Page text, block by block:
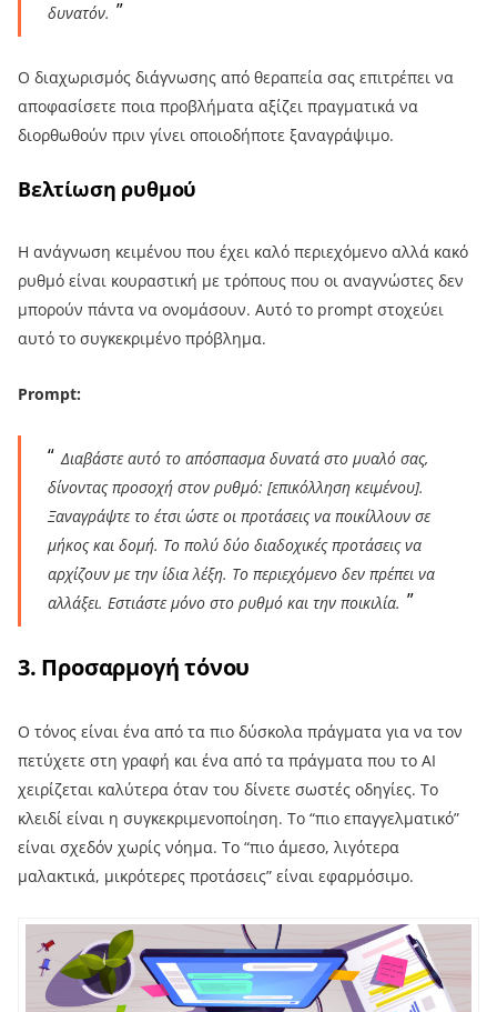
δυνατόν.
Ο διαχωρισμός διάγνωσης από θεραπεία σας επιτρέπει να
αποφασίσετε ποια προβλήματα αξίζει πραγματικά να
διορθωθούν πριν γίνει οποιοδήποτε ξαναγράψιμο.
Βελτίωση ρυθμού
Η ανάγνωση κειμένου που έχει καλό περιεχόμενο αλλά κακό
ρυθμό είναι κουραστική με τρόπους που οι αναγνώστες δεν
μπορούν πάντα να ονομάσουν. Αυτό το prompt στοχεύει
αυτό το συγκεκριμένο πρόβλημα.
Prompt:
Διαβάστε αυτό το απόσπασμα δυνατά στο μυαλό σας,
δίνοντας προσοχή στον ρυθμό: [επικόλληση κειμένου].
Ξαναγράψτε το έτσι ώστε οι προτάσεις να ποικίλλουν σε
μήκος και δομή. Το πολύ δύο διαδοχικές προτάσεις να
αρχίζουν με την ίδια λέξη. Το περιεχόμενο δεν πρέπει να
αλλάξει. Εστιάστε μόνο στο ρυθμό και την ποικιλία.
3. Προσαρμογή τόνου
Ο τόνος είναι ένα από τα πιο δύσκολα πράγματα για να τον
πετύχετε στη γραφή και ένα από τα πράγματα που το AI
χειρίζεται καλύτερα όταν του δίνετε σωστές οδηγίες. Το
κλειδί είναι η συγκεκριμενοποίηση. Το “πιο επαγγελματικό”
είναι σχεδόν χωρίς νόημα. Το “πιο άμεσο, λιγότερα
μαλακτικά, μικρότερες προτάσεις” είναι εφαρμόσιμο.